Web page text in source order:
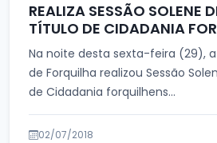
REALIZA SESSÃO SOLENE
TÍTULO DE CIDADANIA
Na noite desta sexta-feira (29),
de Forquilha realizou Sessão
de Cidadania forquilhens...
02/07/2018